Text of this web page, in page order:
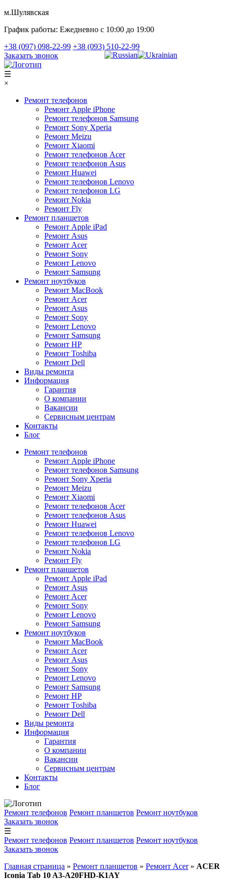
м.Шулявская
График работы: Ежедневно с 10:00 до 19:00
+38 (097) 098-22-99 +38 (093) 510-22-99
Заказать звонок
☰
×
Ремонт телефонов
Ремонт Apple iPhone
Ремонт телефонов Samsung
Ремонт Sony Xperia
Ремонт Meizu
Ремонт Xiaomi
Ремонт телефонов Acer
Ремонт телефонов Asus
Ремонт Huawei
Ремонт телефонов Lenovo
Ремонт телефонов LG
Ремонт Nokia
Ремонт Fly
Ремонт планшетов
Ремонт Apple iPad
Ремонт Asus
Ремонт Acer
Ремонт Sony
Ремонт Lenovo
Ремонт Samsung
Ремонт ноутбуков
Ремонт MacBook
Ремонт Acer
Ремонт Asus
Ремонт Sony
Ремонт Lenovo
Ремонт Samsung
Ремонт HP
Ремонт Toshiba
Ремонт Dell
Виды ремонта
Информация
Гарантия
О компании
Вакансии
Сервисным центрам
Контакты
Блог
Ремонт телефонов
Ремонт Apple iPhone
Ремонт телефонов Samsung
Ремонт Sony Xperia
Ремонт Meizu
Ремонт Xiaomi
Ремонт телефонов Acer
Ремонт телефонов Asus
Ремонт Huawei
Ремонт телефонов Lenovo
Ремонт телефонов LG
Ремонт Nokia
Ремонт Fly
Ремонт планшетов
Ремонт Apple iPad
Ремонт Asus
Ремонт Acer
Ремонт Sony
Ремонт Lenovo
Ремонт Samsung
Ремонт ноутбуков
Ремонт MacBook
Ремонт Acer
Ремонт Asus
Ремонт Sony
Ремонт Lenovo
Ремонт Samsung
Ремонт HP
Ремонт Toshiba
Ремонт Dell
Виды ремонта
Информация
Гарантия
О компании
Вакансии
Сервисным центрам
Контакты
Блог
Ремонт телефонов Ремонт планшетов Ремонт ноутбуков
Заказать звонок
☰
Ремонт телефонов Ремонт планшетов Ремонт ноутбуков
Заказать звонок
Главная страница » Ремонт планшетов » Ремонт Acer» ACER
Iconia Tab 10 A3-A20FHD-K1AY